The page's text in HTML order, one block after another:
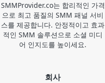
SMMProvider.co는 합리적인 가격
으로 최고 품질의 SMM 패널 서비
스를 제공합니다. 안정적이고 효과
적인 SMM 솔루션으로 소셜 미디
어 인지도를 높이세요.
회사